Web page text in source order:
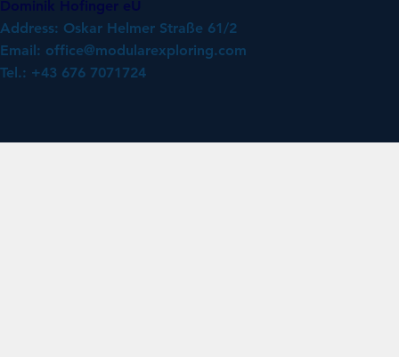
Address: Oskar Helmer Straße 61/2
Email: office@modularexploring.com
Tel.: +43 676 7071724